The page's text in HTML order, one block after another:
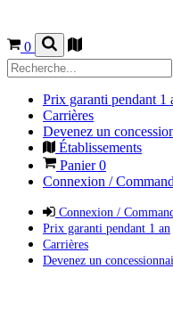
0
Prix garanti pendant 1
Carrières
Devenez un
Établissements
Panier0
Connexion /
Connexion /
Prix garanti pendant 1 an
Carrières
Devenez un